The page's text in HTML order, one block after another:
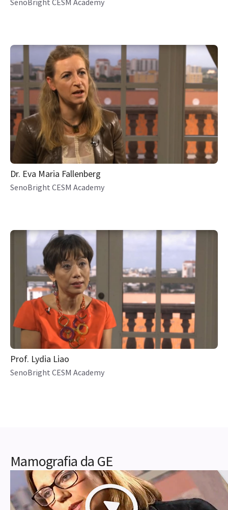
SenoBright CESM Academy
Dr. Eva Maria Fallenberg
SenoBright CESM Academy
Prof. Lydia Liao
SenoBright CESM Academy
Mamografia da GE